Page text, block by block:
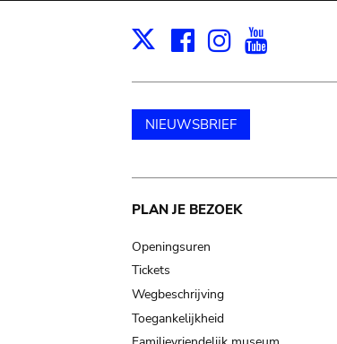
X Facebook
Instagram
NIEUWSBRIEF
Main
navigation
PLAN JE BEZOEK
Openingsuren
Tickets
Wegbeschrijving
Toegankelijkheid